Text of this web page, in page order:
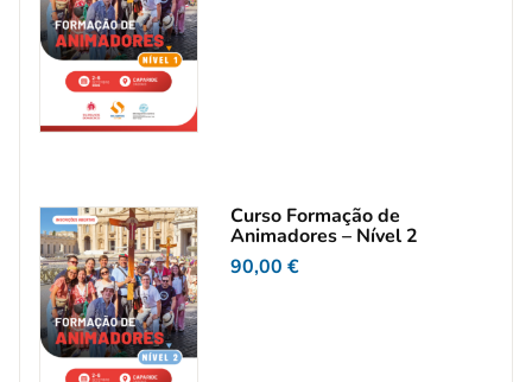
Curso Formação de
Animadores – Nível 2
90,00 €